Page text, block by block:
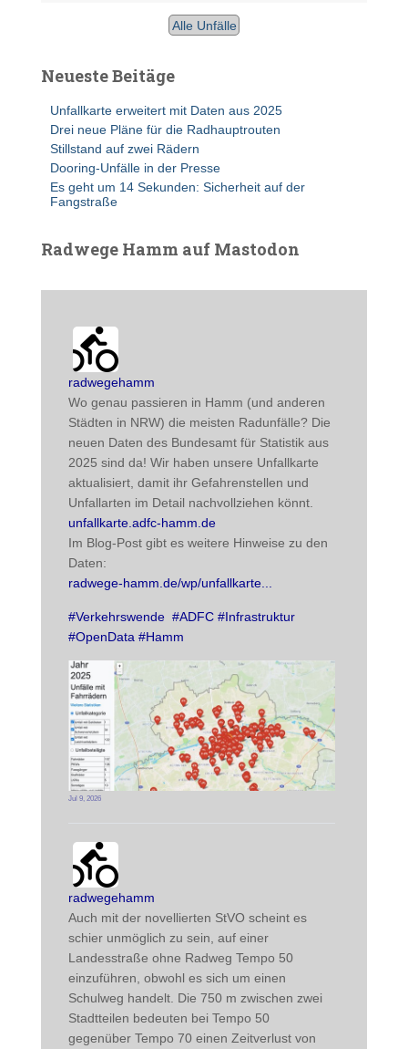
Alle Unfälle
Neueste Beitäge
Unfallkarte erweitert mit Daten aus 2025
Drei neue Pläne für die Radhauptrouten
Stillstand auf zwei Rädern
Dooring-Unfälle in der Presse
Es geht um 14 Sekunden: Sicherheit auf der
Fangstraße
Radwege Hamm auf Mastodon
radwegehamm avatar
radwegehamm
Wo genau passieren in Hamm (und anderen
Städten in NRW) die meisten Radunfälle? Die
neuen Daten des Bundesamt für Statistik aus
2025 sind da! Wir haben unsere Unfallkarte
aktualisiert, damit ihr Gefahrenstellen und
Unfallarten im Detail nachvollziehen könnt.
unfallkarte.adfc-hamm.de
Im Blog-Post gibt es weitere Hinweise zu den
Daten:
radwege-hamm.de/wp/unfallkarte
#Verkehrswende #ADFC #Infrastruktur
#OpenData #Hamm
Jul 9, 2026
radwegehamm avatar
radwegehamm
Auch mit der novellierten StVO scheint es
schier unmöglich zu sein, auf einer
Landesstraße ohne Radweg Tempo 50
einzuführen, obwohl es sich um einen
Schulweg handelt. Die 750 m zwischen zwei
Stadtteilen bedeuten bei Tempo 50
gegenüber Tempo 70 einen Zeitverlust von